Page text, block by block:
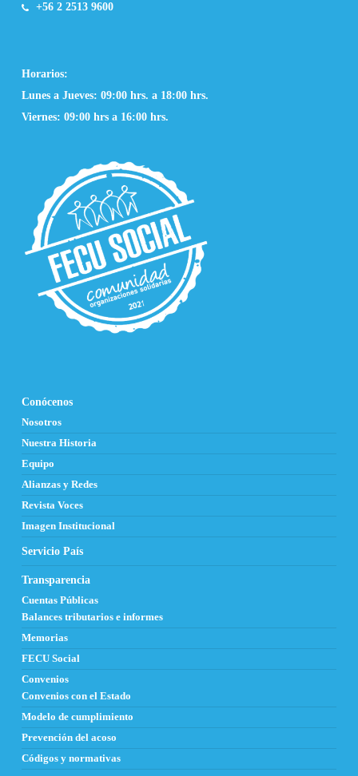
+56 2 2513 9600
Horarios:
Lunes a Jueves: 09:00 hrs. a 18:00 hrs.
Viernes: 09:00 hrs a 16:00 hrs.
Conócenos
Nosotros
Nuestra Historia
Equipo
Alianzas y Redes
Revista Voces
Imagen Institucional
Servicio País
Transparencia
Cuentas Públicas
Balances tributarios e informes
Memorias
FECU Social
Convenios
Convenios con el Estado
Modelo de cumplimiento
Prevención del acoso
Códigos y normativas